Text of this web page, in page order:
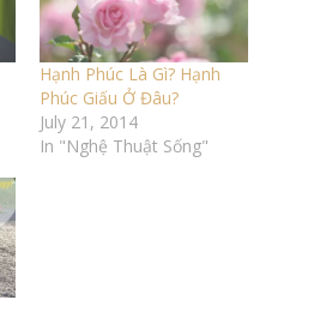
Hạnh Phúc Là Gì? Hạnh
Phúc Giấu Ở Đâu?
July 21, 2014
In "Nghệ Thuật Sống"